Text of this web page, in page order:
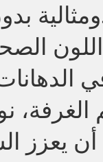
الغرفة،
يعزز